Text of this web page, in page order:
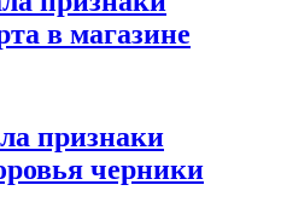
в магазине
признаки
черники